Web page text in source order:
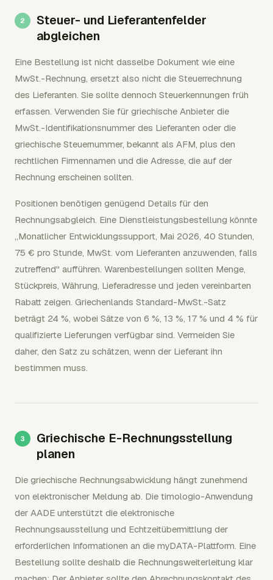
Steuer- und Lieferantenfelder
abgleichen
Eine Bestellung ist nicht dasselbe Dokument wie eine
MwSt.-Rechnung, ersetzt also nicht die Steuerrechnung
des Lieferanten. Sie sollte dennoch Steuerkennungen früh
erfassen. Verwenden Sie für griechische Anbieter die
MwSt.-Identifikationsnummer des Lieferanten oder die
griechische Steuernummer, bekannt als AFM, plus den
rechtlichen Firmennamen und die Adresse, die auf der
Rechnung erscheinen sollten.
Positionen benötigen genügend Details für den
Rechnungsabgleich. Eine Dienstleistungsbestellung könnte
„Monatlicher Entwicklungssupport, Mai 2026, 40 Stunden,
75 € pro Stunde, MwSt. vom Lieferanten anzuwenden, falls
zutreffend" aufführen. Warenbestellungen sollten Menge,
Stückpreis, Währung, Lieferadresse und jeden vereinbarten
Rabatt zeigen. Griechenlands Standard-MwSt.-Satz
beträgt 24 %, wobei Sätze von 6 %, 13 %, 17 % und 4 % für
qualifizierte Lieferungen verfügbar sind. Vermeiden Sie
daher, den Satz zu schätzen, wenn der Lieferant ihn
bestimmen muss.
Griechische E-Rechnungsstellung
planen
Die griechische Rechnungsabwicklung hängt zunehmend
von elektronischer Meldung ab. Die timologio-Anwendung
der AADE unterstützt die elektronische
Rechnungsausstellung und Echtzeitübermittlung der
erforderlichen Informationen an die myDATA-Plattform. Eine
Bestellung sollte deshalb die Rechnungsweiterleitung klar